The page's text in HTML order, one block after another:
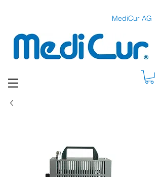
MediCur AG